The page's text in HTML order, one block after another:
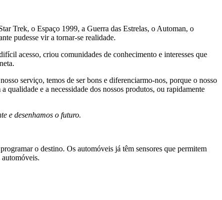
Trek, o Espaço 1999, a Guerra das Estrelas, o Automan, o
pudesse vir a tornar-se realidade.
acesso, criou comunidades de conhecimento e interesses que
serviço, temos de ser bons e diferenciarmo-nos, porque o nosso
e a necessidade dos nossos produtos, ou rapidamente
e desenhamos o futuro.
o destino. Os automóveis já têm sensores que permitem
automóveis.